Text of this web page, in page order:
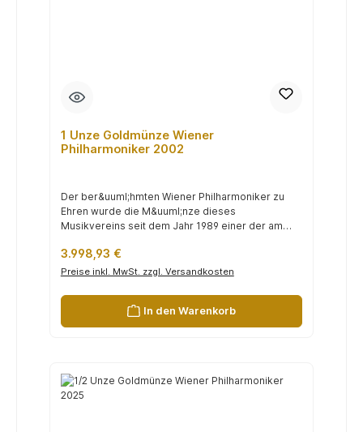
1 Unze Goldmünze Wiener
Philharmoniker 2002
Der ber&uuml;hmten Wiener Philharmoniker zu
Ehren wurde die M&uuml;nze dieses
Musikvereins seit dem Jahr 1989 einer der am
Regulärer Preis:
3.998,93 €
Preise inkl. MwSt. zzgl. Versandkosten
In den Warenkorb